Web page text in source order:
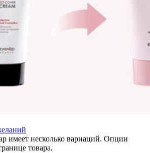
имеет несколько вариаций. Опции
товара.